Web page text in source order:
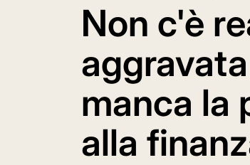
Non c'è
manca la
alla